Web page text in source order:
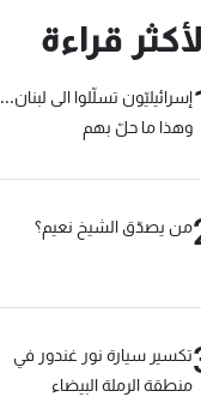
قراءة
إسرائيليّون تسلّلوا الى لبنان...
وهذا ما حلّ بهم
من يصدّق الشيخ نعيم؟
تكسير سيارة نور غندور في
منطقة الرملة البيضاء